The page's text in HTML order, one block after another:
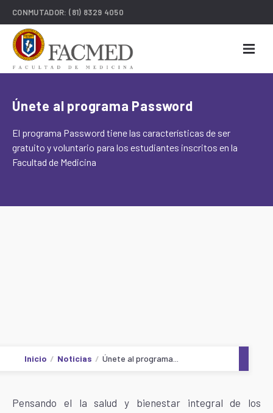
CONMUTADOR:(81) 8329 4050
Únete al programa Password
El programa Password tiene las características de ser
gratuito y voluntario para los estudiantes inscritos en la
Facultad de Medicina
Inicio Noticias Únete al programa...
Pensando el la salud y bienestar integral de los